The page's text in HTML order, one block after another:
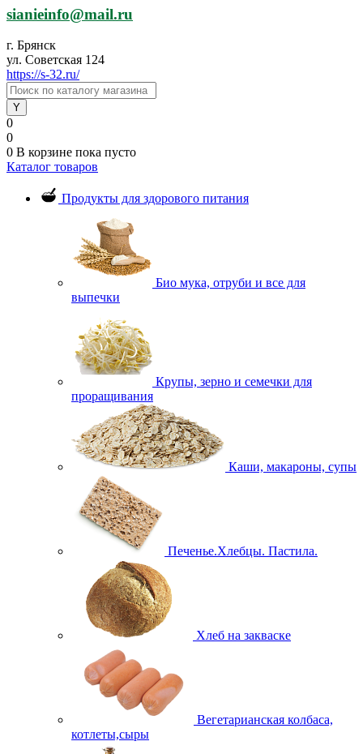
sianieinfo@mail.ru
г. Брянск
ул. Советская 124
https://s-32.ru/
0
0
0 В корзине пока пусто
Каталог товаров
Продукты для здорового питания
Био мука, отруби и все для
выпечки
Крупы, зерно и семечки для
проращивания
Каши, макароны, супы
Печенье.Хлебцы. Пастила.
Хлеб на закваске
Вегетарианская колбаса,
котлеты,сыры